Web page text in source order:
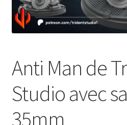
Anti Man de
Studio avec
35mm